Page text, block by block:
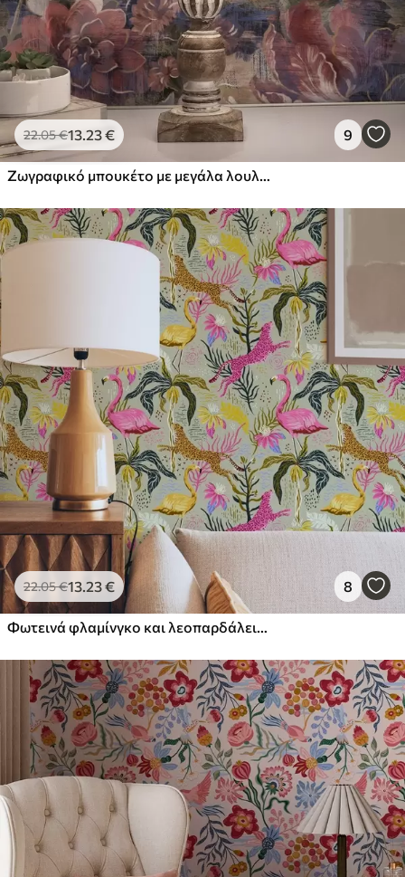
22.05€13.23€ 9
Ζωγραφικό μπουκέτο με μεγάλα λουλούδια σε βαθύ ινδικο φόντο
22.05€13.23€ 8
Φωτεινά φλαμίνγκο και λεοπαρδάλεις ανάμεσα σε τροπικά φυτά